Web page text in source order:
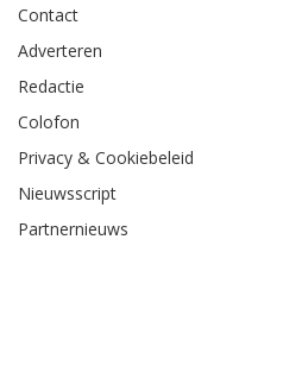
Contact
Adverteren
Redactie
Colofon
Privacy & Cookiebeleid
Nieuwsscript
Partnernieuws